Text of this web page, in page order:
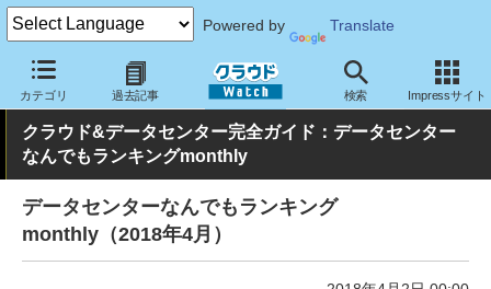
Powered by Translate
カテゴリ 過去記事 検索 Impressサイト
クラウド Watch ハード・インフラ データセンター
クラウド&データセンター完全ガイド：データセンター
なんでもランキングmonthly
データセンターなんでもランキング
monthly（2018年4月）